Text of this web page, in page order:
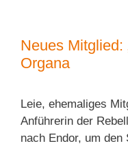
Neues Mitglied:
Organa
Leie, ehemaliges
Anführerin der
nach Endor, um